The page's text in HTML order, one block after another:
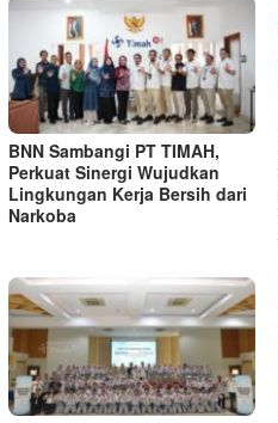
BNN Sambangi PT TIMAH,
Perkuat Sinergi Wujudkan
Lingkungan Kerja Bersih dari
Narkoba